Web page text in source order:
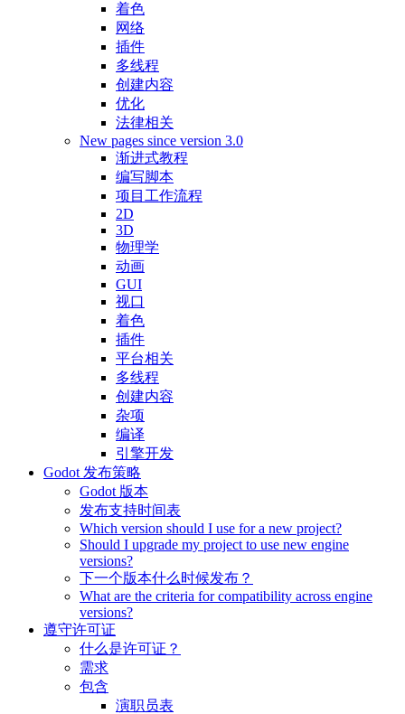
着色
网络
插件
多线程
创建内容
优化
法律相关
New pages since version 3.0
渐进式教程
编写脚本
项目工作流程
2D
3D
物理学
动画
GUI
视口
着色
插件
平台相关
多线程
创建内容
杂项
编译
引擎开发
Godot 发布策略
Godot 版本
发布支持时间表
Which version should I use for a new project?
Should I upgrade my project to use new engine
versions?
下一个版本什么时候发布？
What are the criteria for compatibility across engine
versions?
遵守许可证
什么是许可证？
需求
包含
演职员表